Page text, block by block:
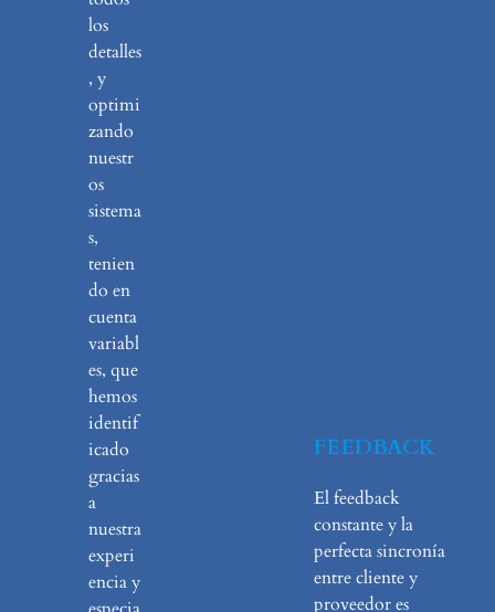
los
detalles
, y
optimi
zando
nuestr
os
sistema
s,
tenien
do en
cuenta
variabl
es, que
hemos
identif
icado
gracias
a
nuestra
experi
encia y
FEEDBACK
El feedback
constante y la
perfecta sincronía
entre cliente y
proveedor es